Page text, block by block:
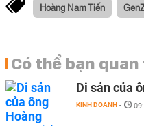
Hoàng Nam Tiến
Có thể bạn
Di sản của
KINH DOANH -